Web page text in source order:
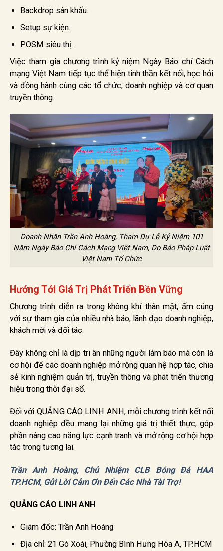
Backdrop sân khấu.
Setup sự kiện.
POSM siêu thị.
Việc tham gia chương trình kỷ niệm Ngày Báo chí Cách
mạng Việt Nam tiếp tục thể hiện tinh thần kết nối, học hỏi
và đồng hành cùng các tổ chức, doanh nghiệp và cơ quan
truyền thông.
Doanh Nhân Trần Anh Hoàng, Tham Dự Lễ Kỷ Niệm 101
Năm Ngày Báo Chí Cách Mạng Việt Nam, Do Báo Pháp Luật
Việt Nam Tổ Chức
Hướng Tới Giá Trị Phát Triển Bền Vững
Chương trình diễn ra trong không khí thân mật, ấm cúng
với sự tham gia của nhiều nhà báo, lãnh đạo doanh nghiệp,
khách mời và đối tác.
Đây không chỉ là dịp tri ân những người làm báo mà còn là
cơ hội để các doanh nghiệp mở rộng quan hệ hợp tác, chia
sẻ kinh nghiệm quản trị, truyền thông và phát triển thương
hiệu trong thời đại số.
Đối với QUẢNG CÁO LINH ANH, mỗi chương trình kết nối
doanh nghiệp đều mang lại những giá trị thiết thực, góp
phần nâng cao năng lực cạnh tranh và mở rộng cơ hội hợp
tác trong tương lai.
Trần Anh Hoàng, Chủ Nhiệm CLB Bóng Đá HAA
TP.HCM, Gửi Lời Cảm Ơn Đến Các Nhà Tài Trợ!
QUẢNG CÁO LINH ANH
Giám đốc: Trần Anh Hoàng
Địa chỉ: 21 Gò Xoài, Phường Bình Hưng Hòa A, TP.HCM